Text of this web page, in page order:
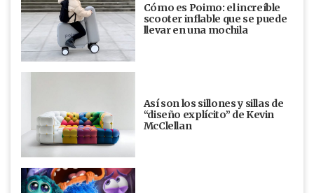
Cómo es Poimo: el increíble
scooter inflable que se puede
llevar en una mochila
Así son los sillones y sillas de
“diseño explícito” de Kevin
McClellan